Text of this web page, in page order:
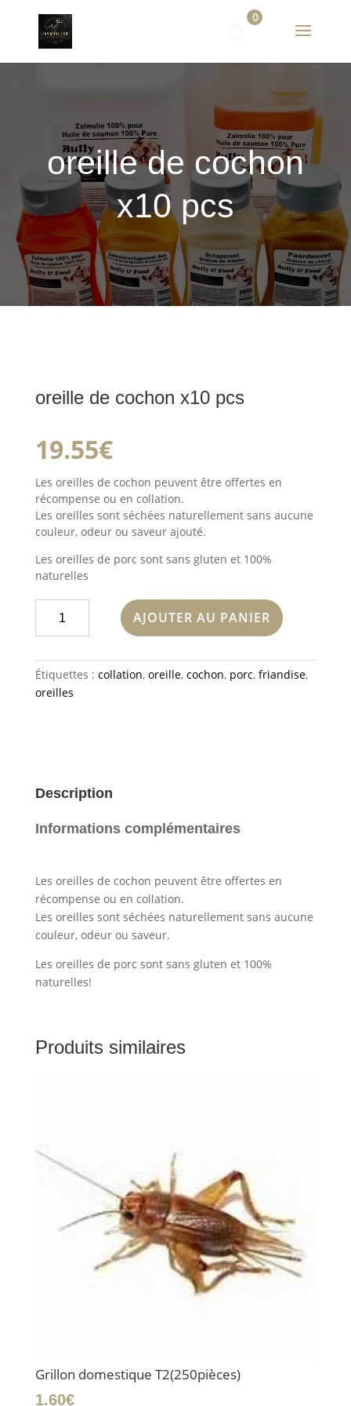
0
oreille de cochon
x10 pcs
oreille de cochon x10 pcs
19.55€
Les oreilles de cochon peuvent être offertes en
récompense ou en collation.
Les oreilles sont séchées naturellement sans aucune
couleur, odeur ou saveur ajouté.
Les oreilles de porc sont sans gluten et 100%
naturelles
de
cochon
x10
AJOUTER AU PANIER
Étiquettes : collation, oreille, cochon, porc, friandise,
oreilles
Description
Informations complémentaires
Les oreilles de cochon peuvent être offertes en
récompense ou en collation.
Les oreilles sont séchées naturellement sans aucune
couleur, odeur ou saveur.
Les oreilles de porc sont sans gluten et 100%
naturelles!
Produits similaires
Grillon domestique T2(250pièces)
1.60€